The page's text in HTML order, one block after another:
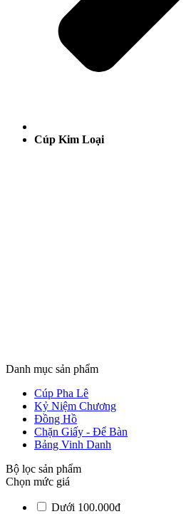
Cúp Kim Loại
Danh mục sản phẩm
Cúp Pha Lê
Kỷ Niệm Chương
Đồng Hồ
Chặn Giấy - Để Bàn
Bảng Vinh Danh
Bộ lọc sản phẩm
Chọn mức giá
Dưới 100.000đ